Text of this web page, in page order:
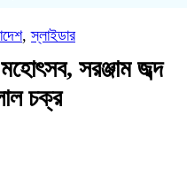
,স্লাইডার
সরঞ্জাম জব্দ
চক্র